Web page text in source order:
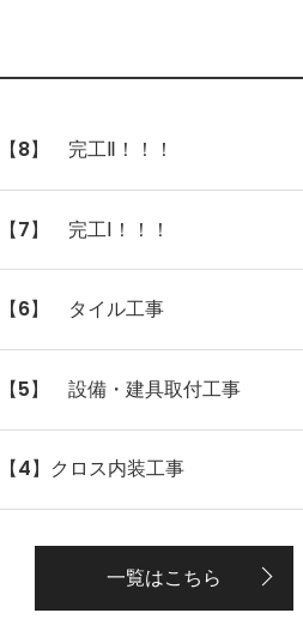
8】 完工Ⅱ！！！
7】 完工Ⅰ！！！
6】 タイル工事
5】 設備・建具取付工事
4】クロス内装工事
一覧はこちら